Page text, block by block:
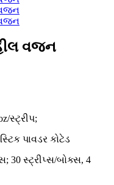
વજન
સ્ટ્રીપ;
પાવડર કોટેડ
30 સ્ટ્રીપ્સ/બોક્સ, 4